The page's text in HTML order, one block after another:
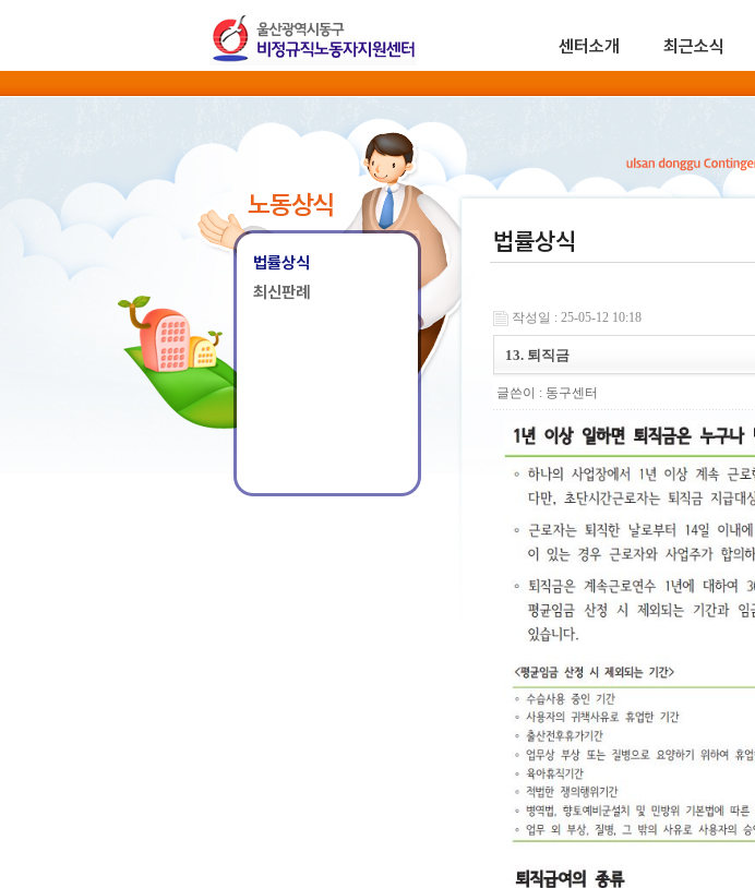
센터소개 최근소식
노동상식
법률상식
최신판례
법률상식
작성일 : 25-05-12 10:18
13. 퇴직금
글쓴이 : 동구센터